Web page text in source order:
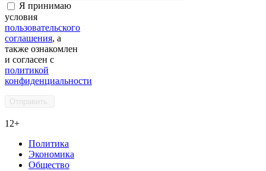
Я принимаю
условия
пользовательского
соглашения, а
также ознакомлен
и согласен с
политикой
конфиденциальности
12+
Политика
Экономика
Общество